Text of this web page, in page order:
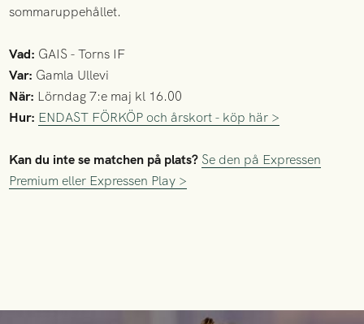
sommaruppehållet.
Vad: GAIS - Torns IF
Var: Gamla Ullevi
När: Lörndag 7:e maj kl 16.00
Hur: ENDAST FÖRKÖP och årskort - köp här >
Kan du inte se matchen på plats? Se den på Expressen
Premium eller Expressen Play >